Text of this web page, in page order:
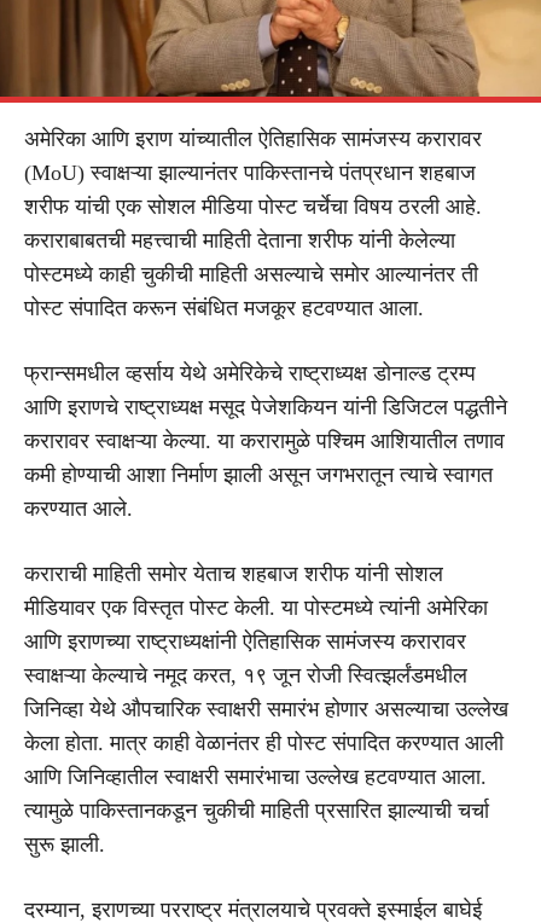
अमेरिका आणि इराण यांच्यातील ऐतिहासिक सामंजस्य करारावर
(MoU) स्वाक्षऱ्या झाल्यानंतर पाकिस्तानचे पंतप्रधान शहबाज
शरीफ यांची एक सोशल मीडिया पोस्ट चर्चेचा विषय ठरली आहे.
कराराबाबतची महत्त्वाची माहिती देताना शरीफ यांनी केलेल्या
पोस्टमध्ये काही चुकीची माहिती असल्याचे समोर आल्यानंतर ती
पोस्ट संपादित करून संबंधित मजकूर हटवण्यात आला.
फ्रान्समधील व्हर्साय येथे अमेरिकेचे राष्ट्राध्यक्ष डोनाल्ड ट्रम्प
आणि इराणचे राष्ट्राध्यक्ष मसूद पेजेशकियन यांनी डिजिटल पद्धतीने
करारावर स्वाक्षऱ्या केल्या. या करारामुळे पश्चिम आशियातील तणाव
कमी होण्याची आशा निर्माण झाली असून जगभरातून त्याचे स्वागत
करण्यात आले.
कराराची माहिती समोर येताच शहबाज शरीफ यांनी सोशल
मीडियावर एक विस्तृत पोस्ट केली. या पोस्टमध्ये त्यांनी अमेरिका
आणि इराणच्या राष्ट्राध्यक्षांनी ऐतिहासिक सामंजस्य करारावर
स्वाक्षऱ्या केल्याचे नमूद करत, १९ जून रोजी स्वित्झर्लंडमधील
जिनिव्हा येथे औपचारिक स्वाक्षरी समारंभ होणार असल्याचा उल्लेख
केला होता. मात्र काही वेळानंतर ही पोस्ट संपादित करण्यात आली
आणि जिनिव्हातील स्वाक्षरी समारंभाचा उल्लेख हटवण्यात आला.
त्यामुळे पाकिस्तानकडून चुकीची माहिती प्रसारित झाल्याची चर्चा
सुरू झाली.
दरम्यान, इराणच्या परराष्ट्र मंत्रालयाचे प्रवक्ते इस्माईल बाघेई